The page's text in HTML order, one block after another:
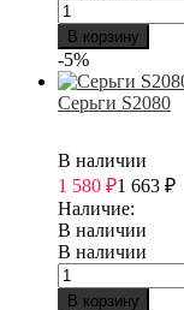
В корзину
-5%
Серьги S2080
В наличии
1 580 ₽1 663 ₽
Наличие:
В наличии
В наличии
В корзину